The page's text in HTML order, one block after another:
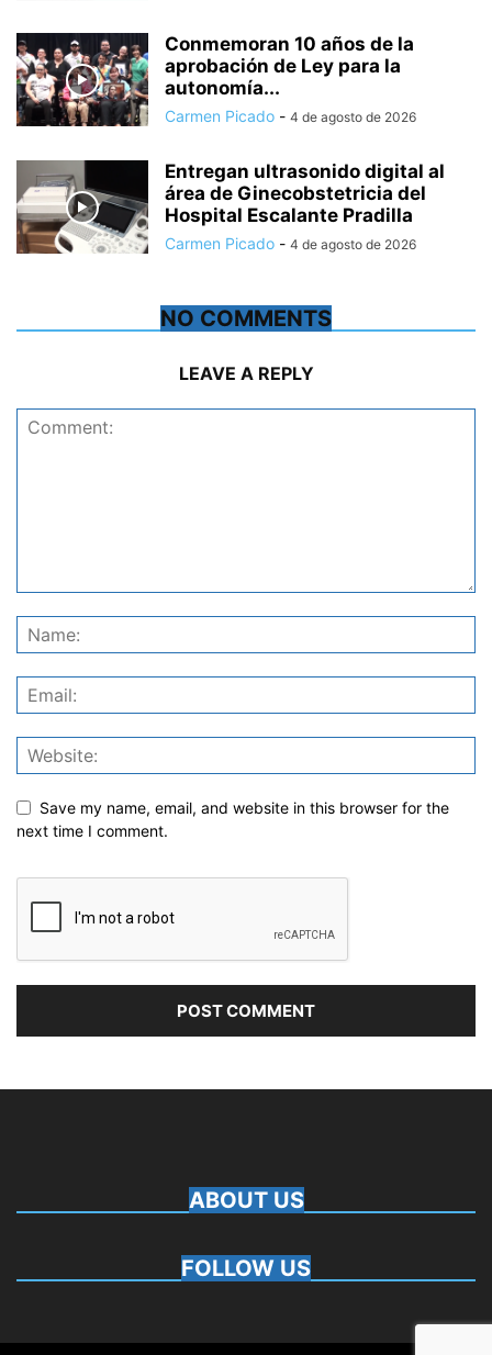
Conmemoran 10 años de la
aprobación de Ley para la
autonomía...
Carmen Picado - 4 de agosto de 2026
Entregan ultrasonido digital al
área de Ginecobstetricia del
Hospital Escalante Pradilla
Carmen Picado - 4 de agosto de 2026
NO COMMENTS
LEAVE A REPLY
Save my name, email, and website in this browser for the
next time I comment.
ABOUT US
FOLLOW US